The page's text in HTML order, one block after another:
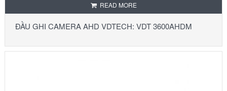
READ MORE
ĐẦU GHI CAMERA AHD VDTECH: VDT 3600AHDM